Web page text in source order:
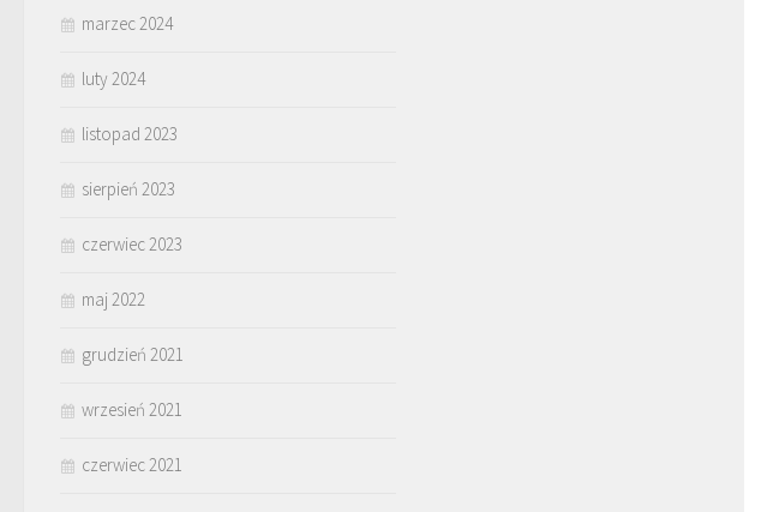
marzec 2024
luty 2024
listopad 2023
sierpień 2023
czerwiec 2023
maj 2022
grudzień 2021
wrzesień 2021
czerwiec 2021